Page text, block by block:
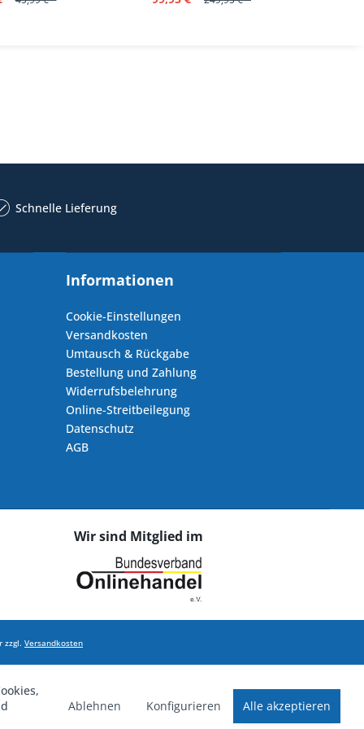
Schnelle Lieferung
Informationen
Cookie-Einstellungen
Versandkosten
Umtausch & Rückgabe
Bestellung und Zahlung
Widerrufsbelehrung
Online-Streitbeilegung
Datenschutz
AGB
Wir sind Mitglied im
zzgl. Versandkosten
Ablehnen Konfigurieren Alle akzeptieren